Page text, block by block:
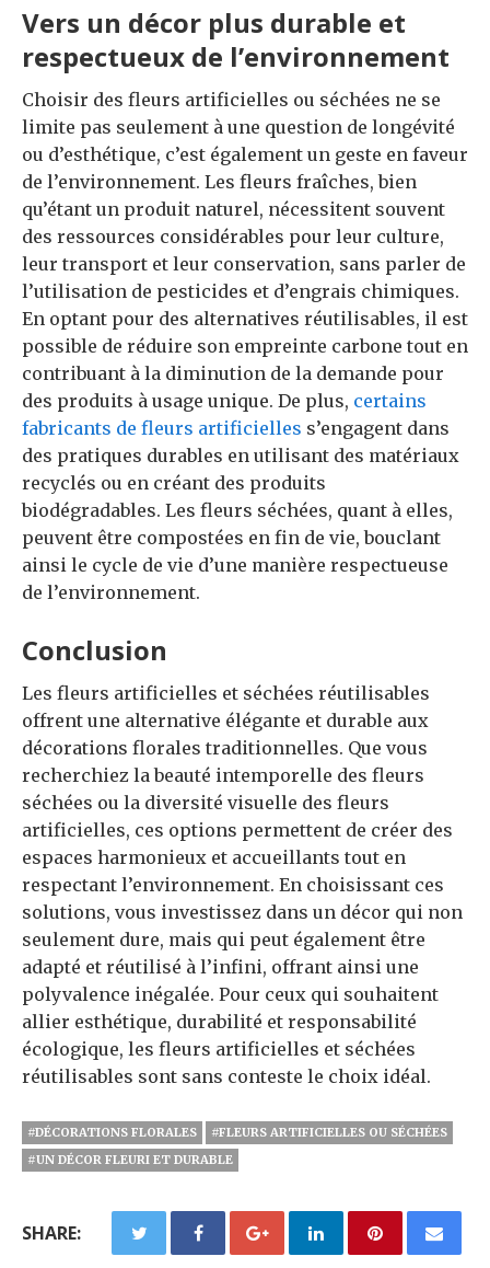
Vers un décor plus durable et
respectueux de l’environnement
Choisir des fleurs artificielles ou séchées ne se
limite pas seulement à une question de longévité
ou d’esthétique, c’est également un geste en faveur
de l’environnement. Les fleurs fraîches, bien
qu’étant un produit naturel, nécessitent souvent
des ressources considérables pour leur culture,
leur transport et leur conservation, sans parler de
l’utilisation de pesticides et d’engrais chimiques.
En optant pour des alternatives réutilisables, il est
possible de réduire son empreinte carbone tout en
contribuant à la diminution de la demande pour
des produits à usage unique. De plus, certains
fabricants de fleurs artificielles s’engagent dans
des pratiques durables en utilisant des matériaux
recyclés ou en créant des produits
biodégradables. Les fleurs séchées, quant à elles,
peuvent être compostées en fin de vie, bouclant
ainsi le cycle de vie d’une manière respectueuse
de l’environnement.
Conclusion
Les fleurs artificielles et séchées réutilisables
offrent une alternative élégante et durable aux
décorations florales traditionnelles. Que vous
recherchiez la beauté intemporelle des fleurs
séchées ou la diversité visuelle des fleurs
artificielles, ces options permettent de créer des
espaces harmonieux et accueillants tout en
respectant l’environnement. En choisissant ces
solutions, vous investissez dans un décor qui non
seulement dure, mais qui peut également être
adapté et réutilisé à l’infini, offrant ainsi une
polyvalence inégalée. Pour ceux qui souhaitent
allier esthétique, durabilité et responsabilité
écologique, les fleurs artificielles et séchées
réutilisables sont sans conteste le choix idéal.
#DÉCORATIONS FLORALES
#FLEURS ARTIFICIELLES OU SÉCHÉES
#UN DÉCOR FLEURI ET DURABLE
SHARE: